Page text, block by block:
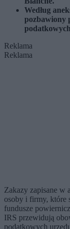
Według
pozbawiony
Reklama
Reklama
Zakazy zapisane w
osoby i firmy, które
fundusze
IRS przewidują
podatkowych